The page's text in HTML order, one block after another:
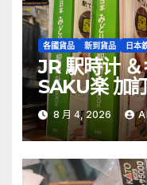
各國貨品 新到貨品 日本
JR 駅時计
SAKU楽 加
8 月 4, 2026